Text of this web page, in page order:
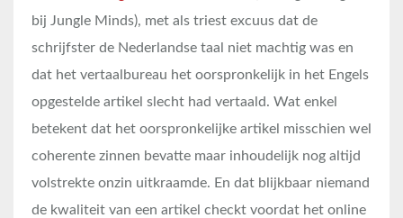
bij Jungle Minds), met als triest excuus dat de
schrijfster de Nederlandse taal niet machtig was en
dat het vertaalbureau het oorspronkelijk in het Engels
opgestelde artikel slecht had vertaald. Wat enkel
betekent dat het oorspronkelijke artikel misschien wel
coherente zinnen bevatte maar inhoudelijk nog altijd
volstrekte onzin uitkraamde. En dat blijkbaar niemand
de kwaliteit van een artikel checkt voordat het online